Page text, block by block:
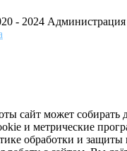
- 2024
сайт может собирать
и метрические
обработки и